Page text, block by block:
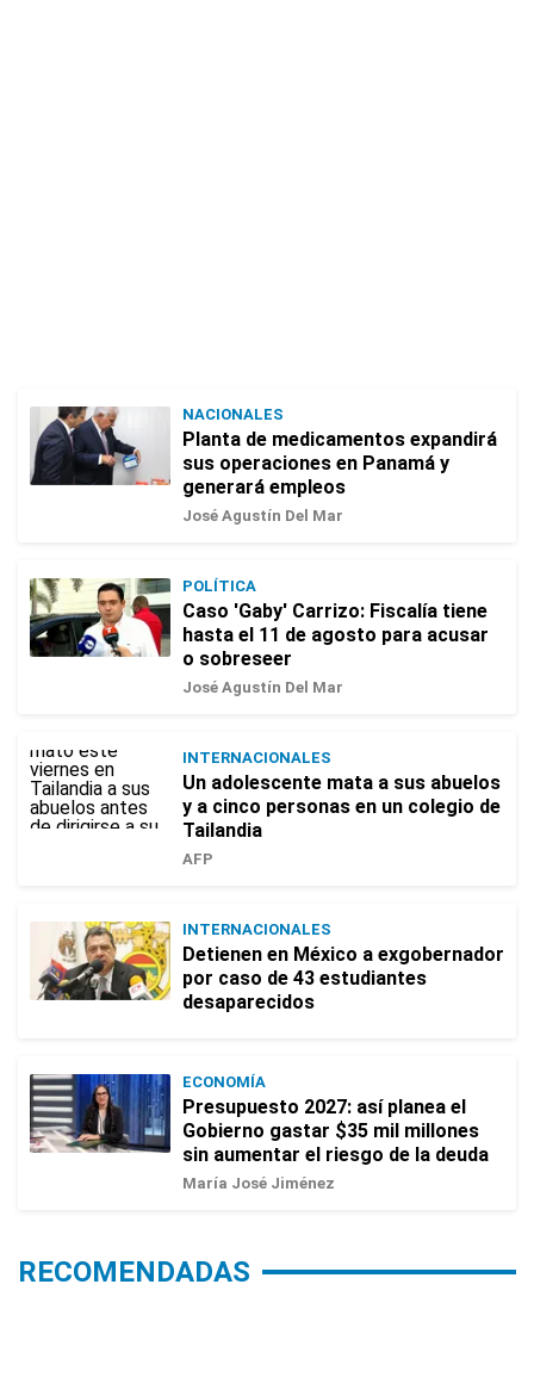
NACIONALES
Planta de medicamentos expandirá
sus operaciones en Panamá y
generará empleos
José Agustín Del Mar
POLÍTICA
Caso 'Gaby' Carrizo: Fiscalía tiene
hasta el 11 de agosto para acusar
o sobreseer
José Agustín Del Mar
INTERNACIONALES
Un adolescente mata a sus abuelos
y a cinco personas en un colegio de
Tailandia
AFP
INTERNACIONALES
Detienen en México a exgobernador
por caso de 43 estudiantes
desaparecidos
ECONOMÍA
Presupuesto 2027: así planea el
Gobierno gastar $35 mil millones
sin aumentar el riesgo de la deuda
María José Jiménez
RECOMENDADAS